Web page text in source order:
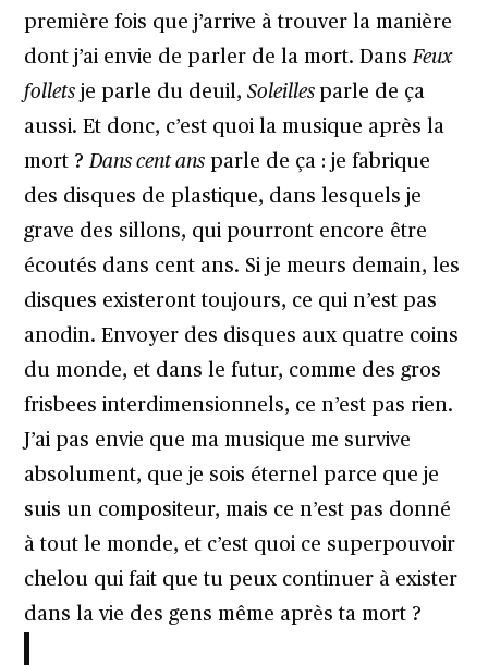
première fois que j’arrive à trouver la manière
dont j’ai envie de parler de la mort. DansFeux
follets je parle du deuil,Soleilles parle de ça
aussi. Et donc, c’est quoi la musique après la
mort ?Dans cent ans parle de ça : je fabrique
des disques de plastique, dans lesquels je
grave des sillons, qui pourront encore être
écoutés dans cent ans. Si je meurs demain, les
disques existeront toujours, ce qui n’est pas
anodin. Envoyer des disques aux quatre coins
du monde, et dans le futur, comme des gros
frisbees interdimensionnels, ce n’est pas rien.
J’ai pas envie que ma musique me survive
absolument, que je sois éternel parce que je
suis un compositeur, mais ce n’est pas donné
à tout le monde, et c’est quoi ce superpouvoir
chelou qui fait que tu peux continuer à exister
dans la vie des gens même après ta mort ?